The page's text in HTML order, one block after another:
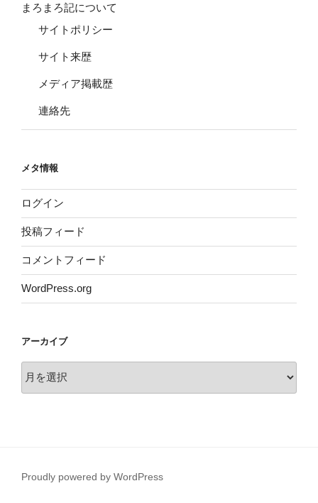
まろまろ記について
サイトポリシー
サイト来歴
メディア掲載歴
連絡先
メタ情報
ログイン
投稿フィード
コメントフィード
WordPress.org
アーカイブ
ー
Proudly powered by WordPress